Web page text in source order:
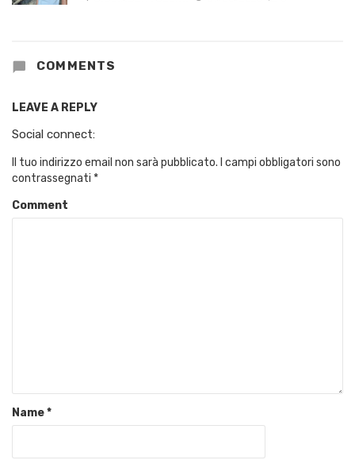
COMMENTS
LEAVE A REPLY
Social connect:
Il tuo indirizzo email non sarà pubblicato. I campi obbligatori sono
contrassegnati *
Comment
Name*